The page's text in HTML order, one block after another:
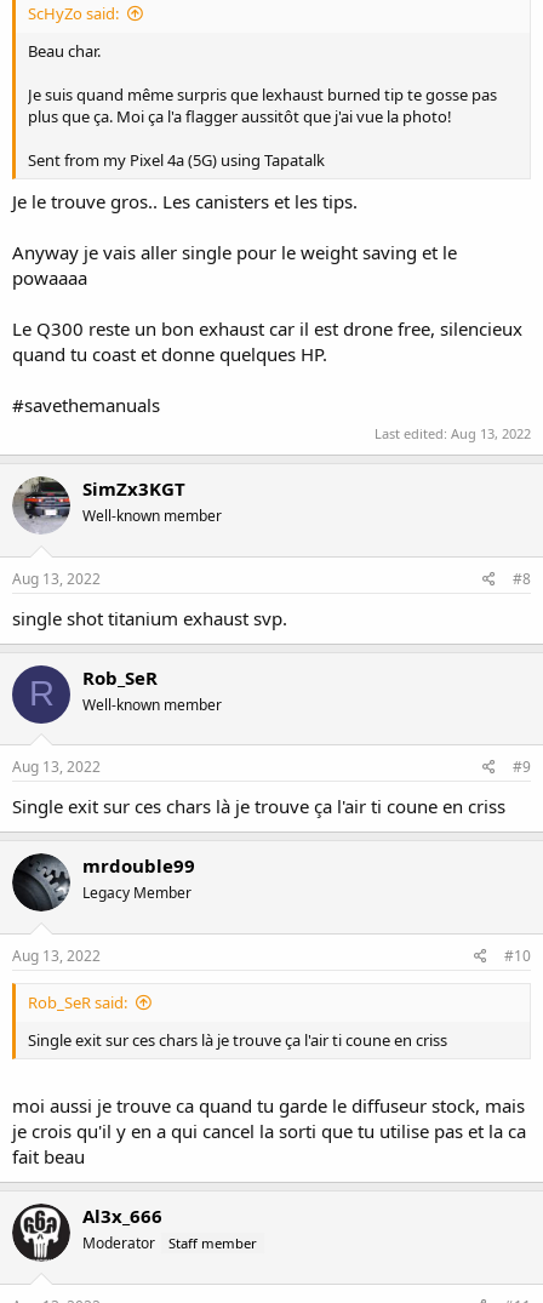
ScHyZo said:
Beau char.
Je suis quand même surpris que lexhaust burned tip te gosse pas
plus que ça. Moi ça l'a flagger aussitôt que j'ai vue la photo!
Sent from my Pixel 4a (5G) using Tapatalk
Je le trouve gros.. Les canisters et les tips.
Anyway je vais aller single pour le weight saving et le
powaaaa
Le Q300 reste un bon exhaust car il est drone free, silencieux
quand tu coast et donne quelques HP.
#savethemanuals
Last edited: Aug 13, 2022
SimZx3KGT
Well-known member
Aug 13, 2022 #8
single shot titanium exhaust svp.
R Rob_SeR
Well-known member
Aug 13, 2022 #9
Single exit sur ces chars là je trouve ça l'air ti coune en criss
mrdouble99
Legacy Member
Aug 13, 2022 #10
Rob_SeR said:
Single exit sur ces chars là je trouve ça l'air ti coune en criss
moi aussi je trouve ca quand tu garde le diffuseur stock, mais
je crois qu'il y en a qui cancel la sorti que tu utilise pas et la ca
fait beau
Al3x_666
Moderator Staff member